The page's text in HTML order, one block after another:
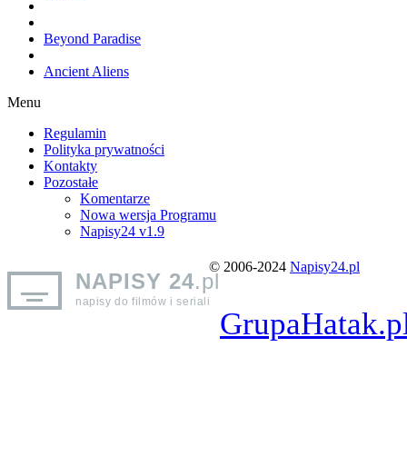
Beyond Paradise
Ancient Aliens
Menu
Regulamin
Polityka prywatności
Kontakty
Pozostałe
Komentarze
Nowa wersja Programu
Napisy24 v1.9
© 2006-2024 Napisy24.pl
NAPISY 24.pl
napisy do filmów i seriali